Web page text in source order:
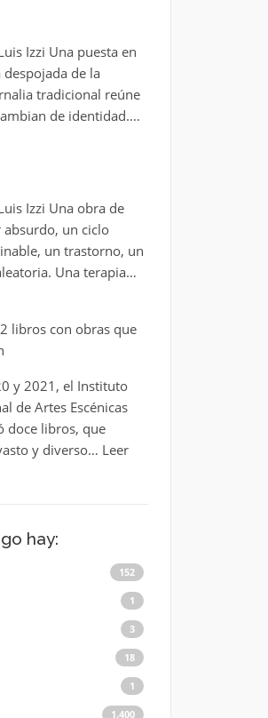
Izzi Una puesta en
despojada de la
tradicional reúne
de identidad.…
Izzi Una obra de
un ciclo
un trastorno, un
Una terapia…
libros con obras que
y 2021, el Instituto
de Artes Escénicas
doce libros, que
y diverso… Leer
hay:
152
1
3
18
1
1.400